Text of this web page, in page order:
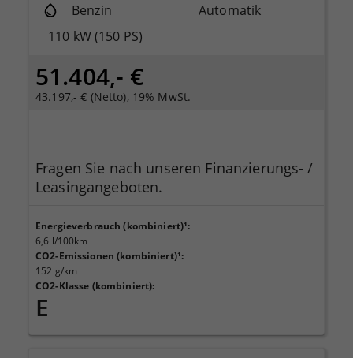
Benzin
Automatik
110 kW (150 PS)
51.404,- €
43.197,- € (Netto), 19% MwSt.
Fragen Sie nach unseren Finanzierungs- /
Leasingangeboten.
Energieverbrauch (kombiniert)¹:
6,6 l/100km
CO2-Emissionen (kombiniert)¹:
152 g/km
CO2-Klasse (kombiniert):
E